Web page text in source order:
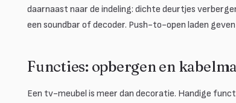
daarnaast naar de indeling: dichte deurtjes
een soundbar of decoder. Push-to-open laden
Functies: opbergen en
Een tv-meubel is meer dan decoratie. Handige